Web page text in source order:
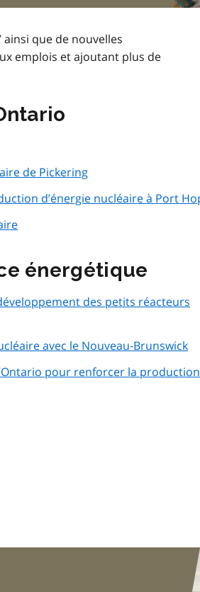
que de nouvelles
emplois et ajoutant plus de
de Pickering
d’énergie nucléaire à Port
énergétique
des petits réacteurs
avec le Nouveau‑Brunswick
pour renforcer la production